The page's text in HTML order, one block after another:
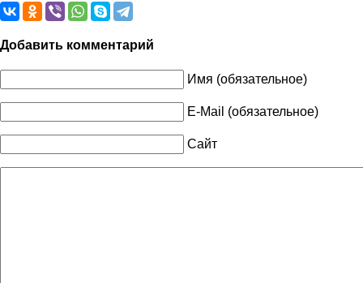
Добавить комментарий
Имя (обязательное)
E-Mail (обязательное)
Сайт